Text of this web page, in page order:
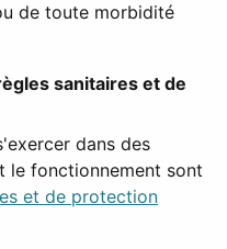
de toute morbidité
sanitaires et de
dans des
le fonctionnement sont
et de protection